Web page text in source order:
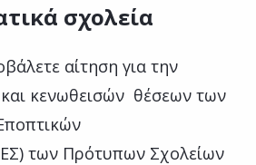
σχολεία
αίτηση για την
κενωθεισών θέσεων των
των Πρότυπων Σχολείων